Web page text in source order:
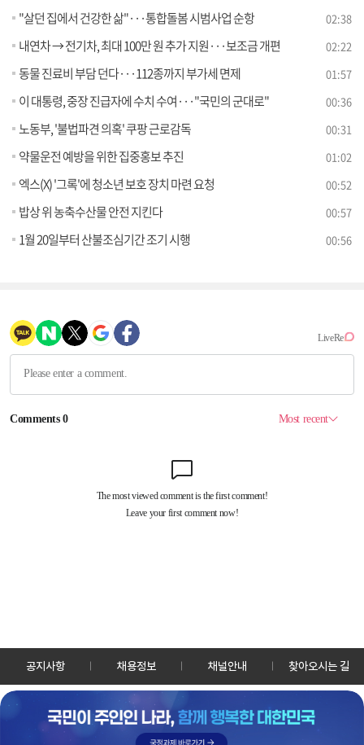
"살던 집에서 건강한 삶"···통합돌봄 시범사업 순항 02:38
내연차 → 전기차, 최대 100만 원 추가 지원···보조금 개편 02:22
동물 진료비 부담 던다···112종까지 부가세 면제 01:57
이 대통령, 중장 진급자에 수치 수여···"국민의 군대로" 00:36
노동부, '불법파견 의혹' 쿠팡 근로감독 00:31
약물운전 예방을 위한 집중홍보 추진 01:02
엑스(X) '그록'에 청소년 보호 장치 마련 요청 00:52
밥상 위 농축수산물 안전 지킨다 00:57
1월 20일부터 산불조심기간 조기 시행 00:56
공지사항 채용정보 채널안내 찾아오시는 길
30128 세종특별자치시 정부2청사로 13 한국정책방송원 KTV
TEL: 044-204-8000
Copyrightⓒ KTV 국민방송 All Rights Reserved.